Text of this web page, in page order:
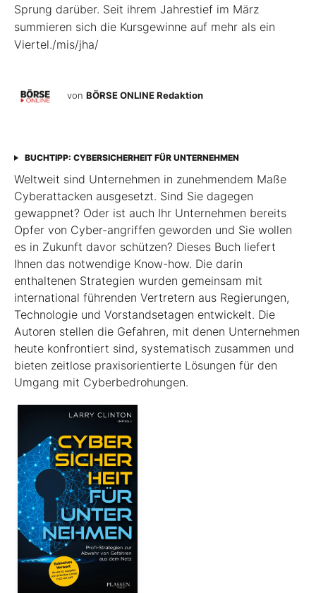
Sprung darüber. Seit ihrem Jahrestief im März
summieren sich die Kursgewinne auf mehr als ein
Viertel./mis/jha/
von BÖRSE ONLINE Redaktion
BUCHTIPP: CYBERSICHERHEIT FÜR UNTERNEHMEN
Weltweit sind Unternehmen in zunehmendem Maße
Cyberattacken ausgesetzt. Sind Sie dagegen
gewappnet? Oder ist auch Ihr Unternehmen bereits
Opfer von Cyber-angriffen geworden und Sie wollen
es in Zukunft davor schützen? Dieses Buch liefert
Ihnen das notwendige Know-how. Die darin
enthaltenen Strategien wurden gemeinsam mit
international führenden Vertretern aus Regierungen,
Technologie und Vorstandsetagen entwickelt. Die
Autoren stellen die Gefahren, mit denen Unternehmen
heute konfrontiert sind, systematisch zusammen und
bieten zeitlose praxisorientierte Lösungen für den
Umgang mit Cyberbedrohungen.